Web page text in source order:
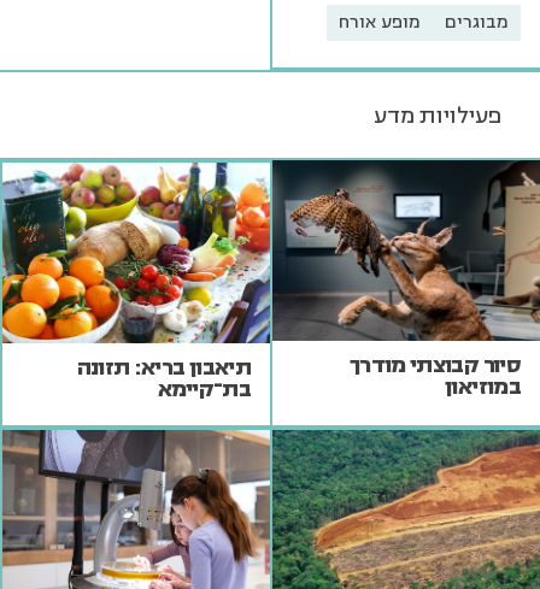
מבוגרים מופע אורח
פעילויות מדע
סיור קבוצתי מודרך
במוזיאון
תיאבון בריא: תזונה
בת־קיימא